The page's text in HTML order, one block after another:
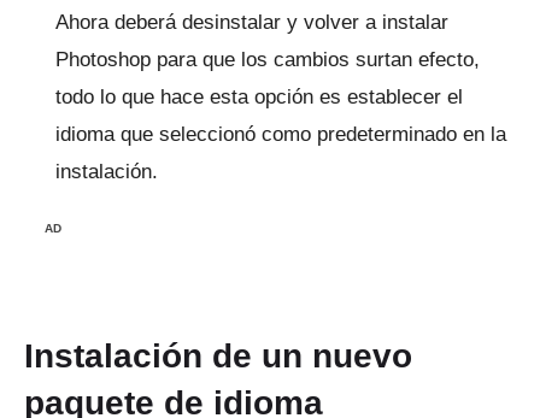
Ahora deberá desinstalar y volver a instalar
Photoshop para que los cambios surtan efecto,
todo lo que hace esta opción es establecer el
idioma que seleccionó como predeterminado en la
instalación.
AD
Instalación de un nuevo
paquete de idioma